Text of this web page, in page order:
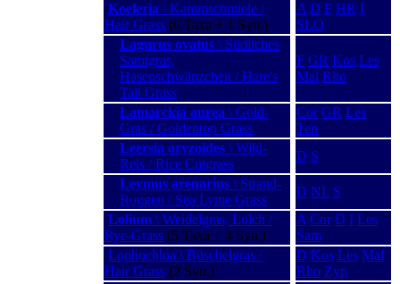
Koeleria \ Kammschmiele /
Hair Grass (6 Taxa + 1 Syn.)
A D F HR I
SLO
Lagurus ovatus \ Südliches
Samtgras,
Hasenschwänzchen / Hare's
Tail Grass
F GR Kos Les
Mal Rho
Lamarckia aurea \ Gold-
Gras / Goldentop Grass
Cor GR Les
Ten
Leersia oryzoides \ Wild-
Reis / Rice Cutgrass
D S
Leymus arenarius \ Strand-
Roggen / Sea Lyme Grass
D NL S
Lolium \ Weidelgras, Lolch /
Rye-Grass (5 Taxa + 4 Syn.)
A Cor D I Les
Sam
Lophochloa \ Büschelgras /
Hair Grass (2 Syn.)
D Kos Les Mal
Rho Zyp